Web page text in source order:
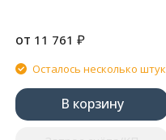
от 11 761 ₽
Осталось несколько штук
В корзину